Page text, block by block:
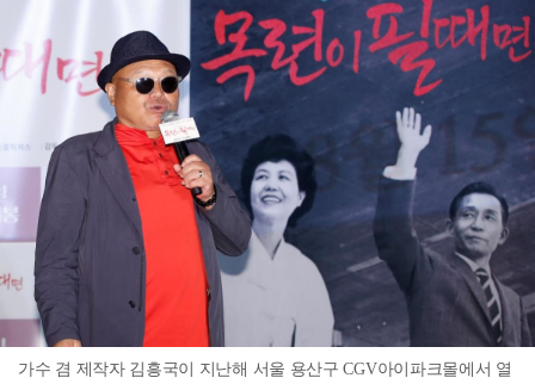
가수 겸 제작자 김흥국이 지난해 서울 용산구 CGV아이파크몰에서 열